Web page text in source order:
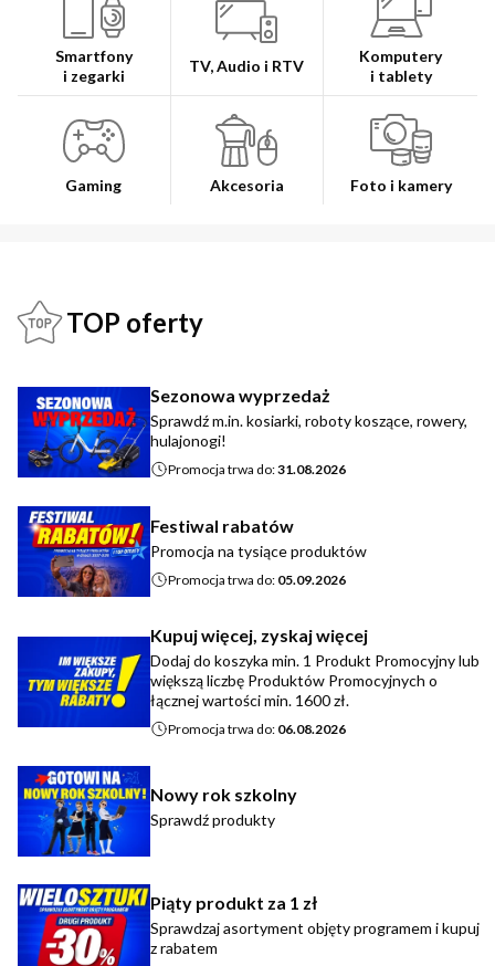
Smartfony
i zegarki
TV, Audio i RTV
Komputery
i tablety
Gaming Akcesoria Foto i kamery
TOP oferty
Sezonowa wyprzedaż
Sprawdź m.in. kosiarki, roboty koszące, rowery,
hulajonogi!
Promocja trwa do:31.08.2026
Festiwal rabatów
Promocja na tysiące produktów
Promocja trwa do: 05.09.2026
Kupuj więcej, zyskaj więcej
Dodaj do koszyka min. 1 Produkt Promocyjny lub
większą liczbę Produktów Promocyjnych o
łącznej wartości min. 1600 zł.
Promocja trwa do: 06.08.2026
Nowy rok szkolny
Sprawdź produkty
Piąty produkt za 1 zł
Sprawdzaj asortyment objęty programem i kupuj
z rabatem